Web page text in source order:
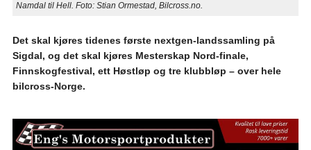
Namdal til Hell. Foto: Stian Ormestad, Bilcross.no.
Det skal kjøres tidenes første nextgen-landssamling på
Sigdal, og det skal kjøres Mesterskap Nord-finale,
Finnskogfestival, ett Høstløp og tre klubbløp – over hele
bilcross-Norge.